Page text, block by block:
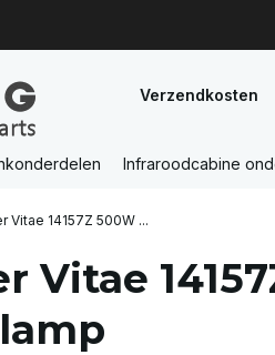
Verzendkosten
Infraroodcabine
Vitae 14157Z 500W ...
Vitae